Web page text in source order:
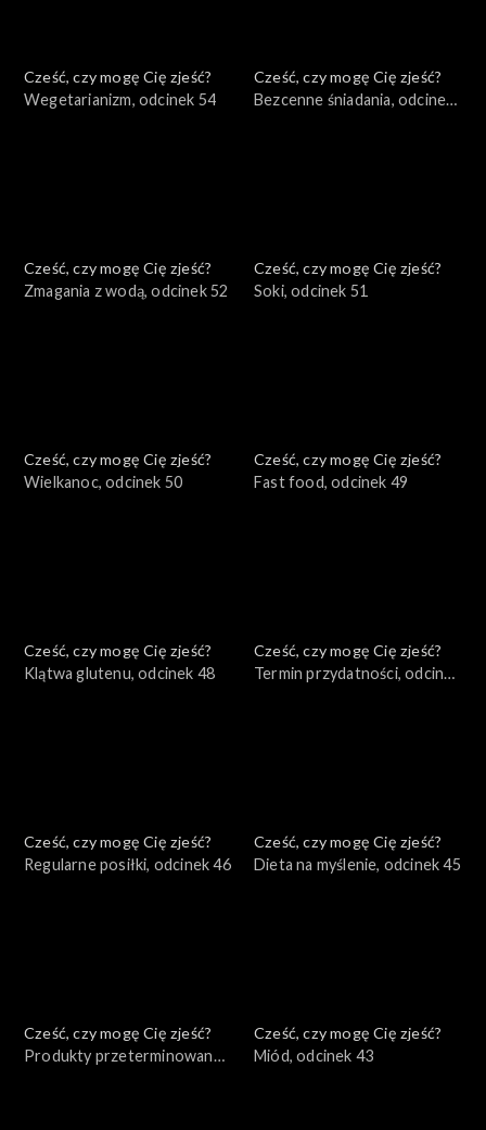
Cześć, czy mogę Cię zjeść?
Wegetarianizm, odcinek 54
Cześć, czy mogę Cię zjeść?
Bezcenne śniadania, odcinek
Cześć, czy mogę Cię zjeść?
Zmagania z wodą, odcinek 52
Cześć, czy mogę Cię zjeść?
Soki, odcinek 51
Cześć, czy mogę Cię zjeść?
Wielkanoc, odcinek 50
Cześć, czy mogę Cię zjeść?
Fast food, odcinek 49
Cześć, czy mogę Cię zjeść?
Klątwa glutenu, odcinek 48
Cześć, czy mogę Cię zjeść?
Termin przydatności, odcinek
Cześć, czy mogę Cię zjeść?
Regularne posiłki, odcinek 46
Cześć, czy mogę Cię zjeść?
Dieta na myślenie, odcinek 45
Cześć, czy mogę Cię zjeść?
Produkty przeterminowane,
Cześć, czy mogę Cię zjeść?
Miód, odcinek 43